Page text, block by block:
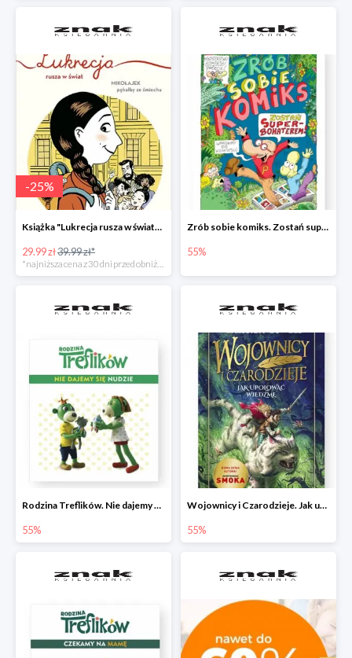
-25%
Książka "Lukrecja rusza w świat" -25%
29.99 zł39.99 zł*
*najniższa cena z 30 dni przed obniżką
Zrób sobie komiks. Zostań superbohaterem
55%
Rodzina Treflików. Nie dajemy się nudzie!
55%
Wojownicy i Czarodzieje. Jak upolować wiedźmę
55%